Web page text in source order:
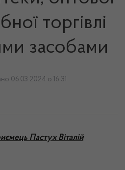
торгівлі
засобами
06.03.2024 о 16:31
Пастух Віталій